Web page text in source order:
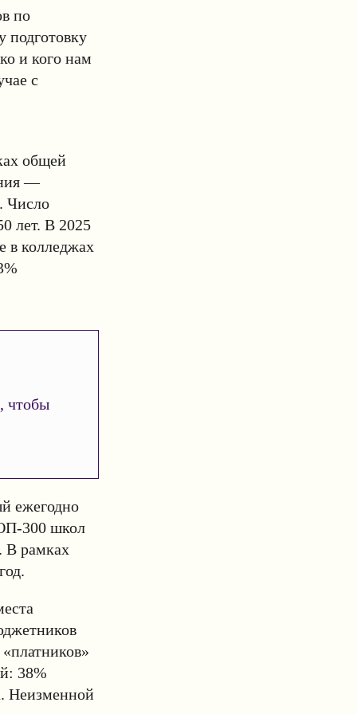
по
подготовку
и кого нам
с
общей
—
Число
лет. В 2025
в колледжах
чтобы
ежегодно
300 школ
В рамках
38%
Неизменной